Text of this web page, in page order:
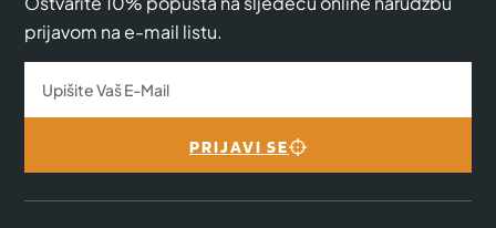
prijavom na e-mail listu.
PRIJAVI SE